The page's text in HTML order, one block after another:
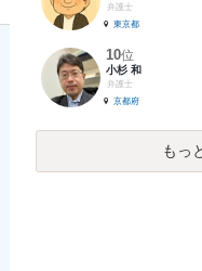
弁護士
東京都
10位
小杉 和
弁護士
京都府
もっ